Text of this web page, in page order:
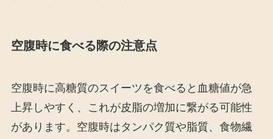
空腹時に食べる際の注意点
空腹時に高糖質のスイーツを食べると血糖値が急
上昇しやすく、これが皮脂の増加に繋がる可能性
があります。空腹時はタンパク質や脂質、食物繊